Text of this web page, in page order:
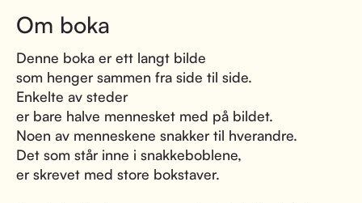
Om boka
Denne boka er ett langt bilde
som henger sammen fra side til side.
Enkelte av steder
er bare halve mennesket med på bildet.
Noen av menneskene snakker til hverandre.
Det som står inne i snakkeboblene,
er skrevet med store bokstaver.